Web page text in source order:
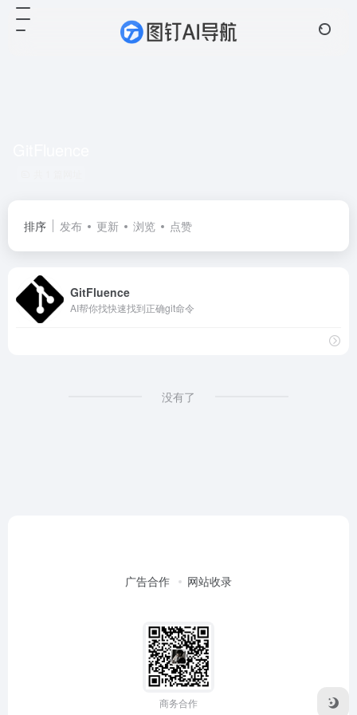
排序 发布 更新 浏览 点赞
GitFluence
AI帮你找快速找到正确git命令
没有了
广告合作 网站收录
商务合作